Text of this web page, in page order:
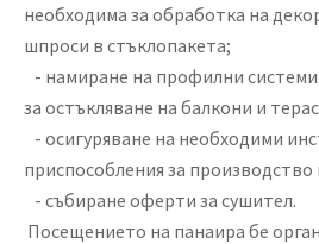
необходима за обработка на
шпроси в стъклопакета;
- намиране на профилни
за остъкляване на балкони и
- осигуряване на необходими
приспособления за
- събиране оферти за сушител.
Посещението на панаира бе